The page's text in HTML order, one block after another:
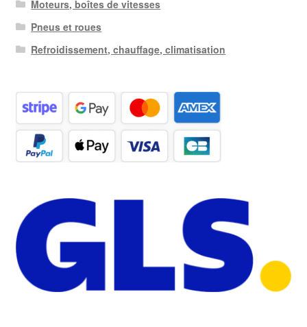
Moteurs, boîtes de vitesses
Pneus et roues
Refroidissement, chauffage, climatisation